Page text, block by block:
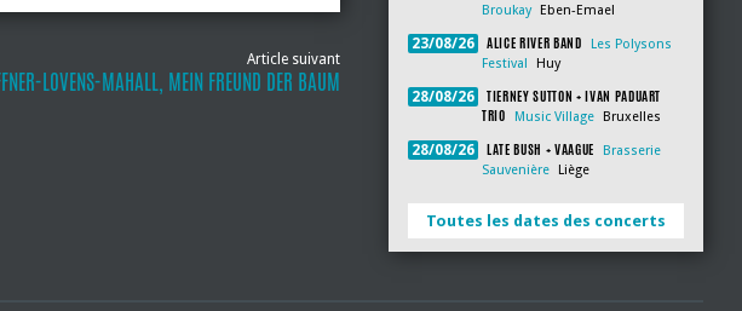
Article suivant
LOVENS-MAHALL, MEIN FREUND DER BAUM
Broukay
Eben-Emael
23/08/26 ALICE RIVER BAND
Les Polysons
Festival
Huy
28/08/26
TIERNEY SUTTON + IVAN PADUART
TRIO
Music Village Bruxelles
28/08/26 LATE BUSH + VAAGUE
Brasserie
Sauvenière
Liège
Toutes les dates des concerts